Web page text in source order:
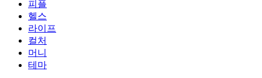
피플
헬스
라이프
컬처
머니
테마